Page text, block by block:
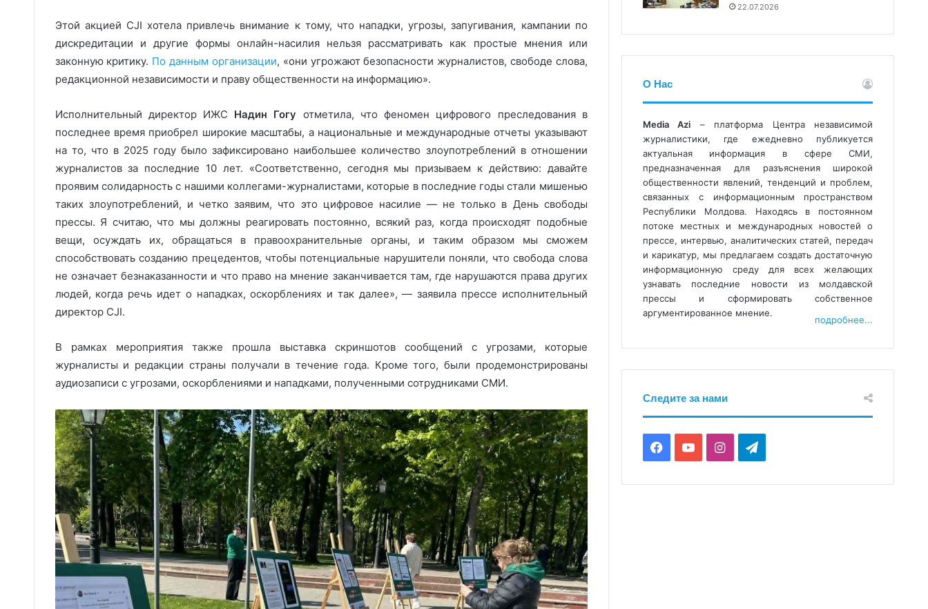
Этой акцией CJI хотела привлечь внимание к тому, что нападки, угрозы, запугивания, кампании по
дискредитации и другие формы онлайн-насилия нельзя рассматривать как простые мнения или
законную критику. По данным организации, «они угрожают безопасности журналистов, свободе слова,
редакционной независимости и праву общественности на информацию».
Исполнительный директор ИЖС Надин Гогу отметила, что феномен цифрового преследования в
последнее время приобрел широкие масштабы, а национальные и международные отчеты указывают
на то, что в 2025 году было зафиксировано наибольшее количество злоупотреблений в отношении
журналистов за последние 10 лет. «Соответственно, сегодня мы призываем к действию: давайте
проявим солидарность с нашими коллегами-журналистами, которые в последние годы стали мишенью
таких злоупотреблений, и четко заявим, что это цифровое насилие — не только в День свободы
прессы. Я считаю, что мы должны реагировать постоянно, всякий раз, когда происходят подобные
вещи, осуждать их, обращаться в правоохранительные органы, и таким образом мы сможем
способствовать созданию прецедентов, чтобы потенциальные нарушители поняли, что свобода слова
не означает безнаказанности и что право на мнение заканчивается там, где нарушаются права других
людей, когда речь идет о нападках, оскорблениях и так далее», — заявила прессе исполнительный
директор CJI.
В рамках мероприятия также прошла выставка скриншотов сообщений с угрозами, которые
журналисты и редакции страны получали в течение года. Кроме того, были продемонстрированы
аудиозаписи с угрозами, оскорблениями и нападками, полученными сотрудниками СМИ.
22.07.2026
О Нас
Media Azi – платформа Центра независимой
журналистики, где ежедневно публикуется
актуальная информация в сфере СМИ,
предназначенная для разъяснения широкой
общественности явлений, тенденций и проблем,
связанных с информационным пространством
Республики Молдова. Находясь в постоянном
потоке местных и международных новостей о
прессе, интервью, аналитических статей, передач
и карикатур, мы предлагаем создать достаточную
информационную среду для всех желающих
узнавать последние новости из молдавской
прессы и сформировать собственное
аргументированное мнение.
подробнее...
Следите за нами
F
Y
I
T